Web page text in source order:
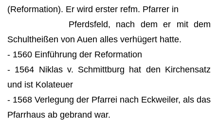
(Reformation). Er wird erster refm. Pfarrer in
Pferdsfeld, nach dem er mit dem
Schultheißen von Auen alles verhügert hatte.
- 1560 Einführung der Reformation
- 1564 Niklas v. Schmittburg hat den Kirchensatz
und ist Kolateuer
- 1568 Verlegung der Pfarrei nach Eckweiler, als das
Pfarrhaus ab gebrand war.